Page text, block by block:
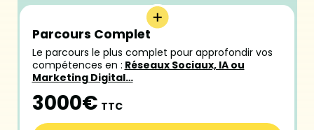
Parcours Complet
Le parcours le plus complet pour approfondir vos
compétences en : Réseaux Sociaux, IA ou
Marketing Digital…
3000€ TTC